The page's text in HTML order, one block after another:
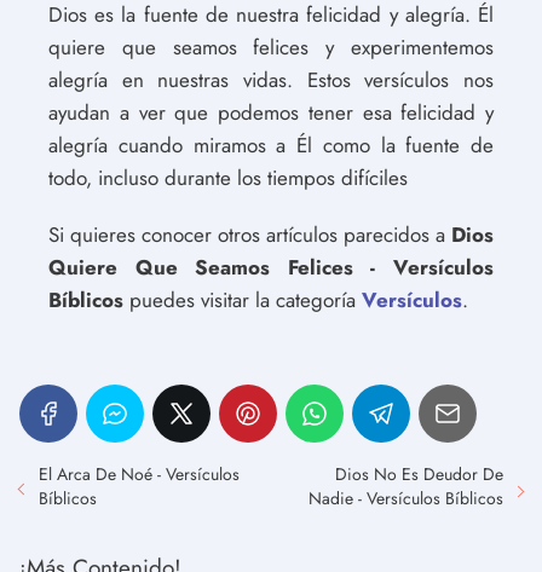
Dios es la fuente de nuestra felicidad y alegría. Él
quiere que seamos felices y experimentemos
alegría en nuestras vidas. Estos versículos nos
ayudan a ver que podemos tener esa felicidad y
alegría cuando miramos a Él como la fuente de
todo, incluso durante los tiempos difíciles
Si quieres conocer otros artículos parecidos a Dios
Quiere Que Seamos Felices - Versículos
Bíblicos puedes visitar la categoría Versículos.
El Arca De Noé - Versículos
Bíblicos
Dios No Es Deudor De
Nadie - Versículos Bíblicos